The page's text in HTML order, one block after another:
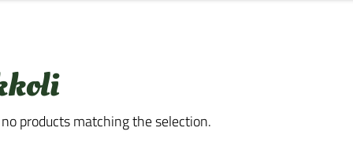
products matching the selection.